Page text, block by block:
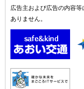
広告主および広告の内容
ありません。